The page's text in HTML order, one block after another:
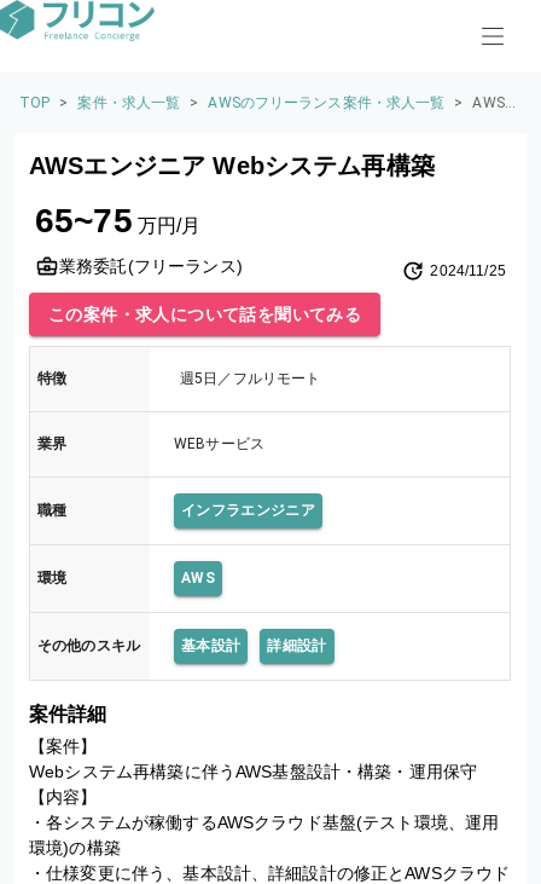
TOP > 案件・求人一覧 > AWSのフリーランス案件・求人一覧 >
AWS
AWSエンジニア Webシステム再構築
65~75 万円/月
業務委託(フリーランス) 2024/11/25
この案件・求人について話を聞いてみる
特徴 週5日／フルリモート
業界 WEBサービス
職種 インフラエンジニア
環境 AWS
その他のスキル 基本設計 詳細設計
案件詳細
【案件】
Webシステム再構築に伴うAWS基盤設計・構築・運用保守
【内容】
・各システムが稼働するAWSクラウド基盤(テスト環境、運用
環境)の構築
・仕様変更に伴う、基本設計、詳細設計の修正とAWSクラウド